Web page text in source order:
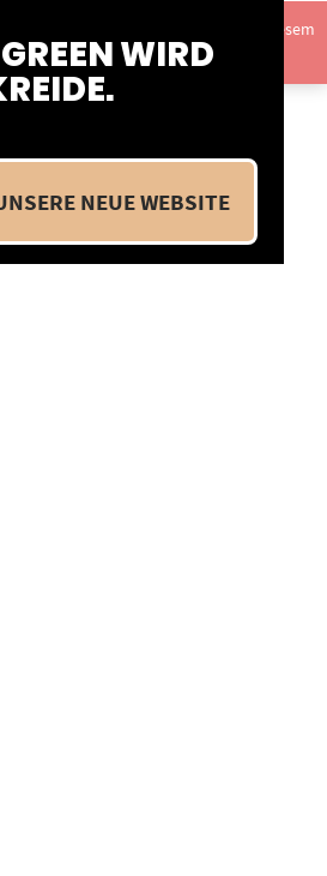
WIRD
NEUE WEBSITE
wir uns im Betriebsurlaub. In diesem
kein Versand statt.Ausblenden